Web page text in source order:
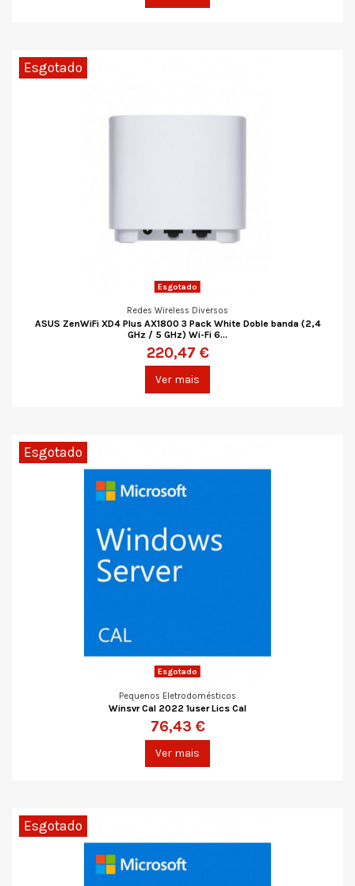
Esgotado
Esgotado
Redes Wireless Diversos
ASUS ZenWiFi XD4 Plus AX1800 3 Pack White Doble banda (2,4
GHz / 5 GHz) Wi-Fi 6...
220,47 €
Ver mais
Esgotado
Esgotado
Pequenos Eletrodomésticos
Winsvr Cal 2022 1user Lics Cal
76,43 €
Ver mais
Esgotado